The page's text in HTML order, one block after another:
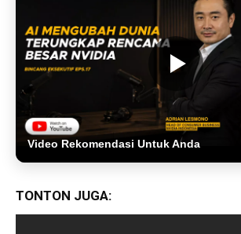
Video Rekomendasi Untuk Anda
TONTON JUGA: